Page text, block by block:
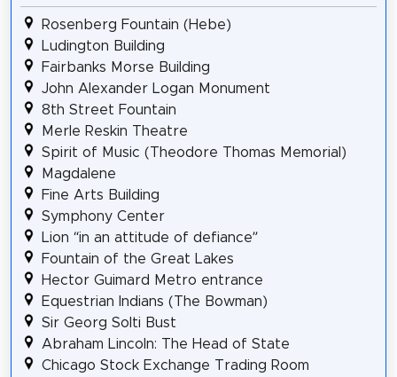
Rosenberg Fountain (Hebe)
Ludington Building
Fairbanks Morse Building
John Alexander Logan Monument
8th Street Fountain
Merle Reskin Theatre
Spirit of Music (Theodore Thomas Memorial)
Magdalene
Fine Arts Building
Symphony Center
Lion “in an attitude of defiance”
Fountain of the Great Lakes
Hector Guimard Metro entrance
Equestrian Indians (The Bowman)
Sir Georg Solti Bust
Abraham Lincoln: The Head of State
Chicago Stock Exchange Trading Room